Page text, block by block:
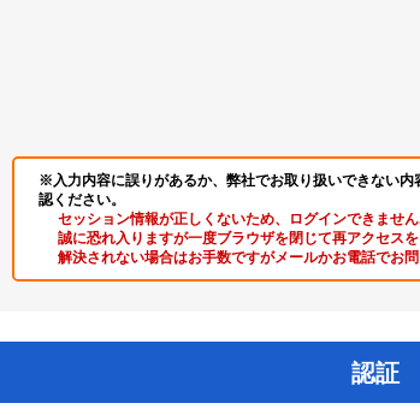
※入力内容に誤りがあるか、弊社でお取り扱いできない
認ください。
セッション情報が正しくないため、ログインできません
誠に恐れ入りますが一度ブラウザを閉じて再アクセスを
解決されない場合はお手数ですがメールかお電話でお問
認証